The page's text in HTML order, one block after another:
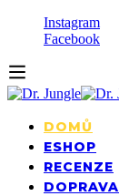
Instagram
Facebook
DOMŮ
ESHOP
RECENZE